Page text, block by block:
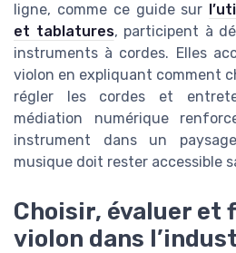
ligne, comme ce guide sur
et tablatures, participent à
instruments à cordes. Elles
violon en expliquant comment
régler les cordes et
médiation numérique
instrument dans un
musique doit rester accessible
Choisir, évaluer et
violon dans